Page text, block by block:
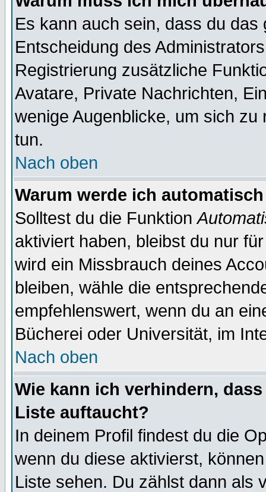
Es kann auch sein, dass du
Entscheidung des
Registrierung zusätzliche
Avatare, Private Nachrichten,
wenige Augenblicke, um sich
tun.
Nach oben
Warum werde ich
Solltest du die Funktion
aktiviert haben, bleibst du nur
wird ein Missbrauch deines
bleiben, wähle die
empfehlenswert, wenn du an
Bücherei oder Universität, im
Nach oben
Wie kann ich verhindern,
Liste auftaucht?
In deinem Profil findest du die
wenn du diese aktivierst,
Liste sehen. Du zählst dann als